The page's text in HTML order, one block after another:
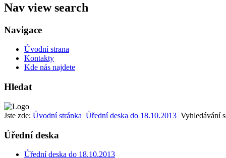
Nav view search
Navigace
Úvodní strana
Kontakty
Kde nás najdete
Hledat
Jste zde: Úvodní stránka Úřední deska do 18.10.2013 Vyhledávání
Úřední deska
Úřední deska do 18.10.2013